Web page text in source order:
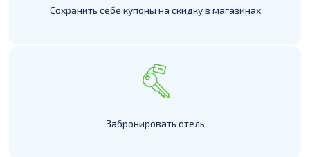
Сохранить себе купоны на скидку в магазинах
Забронировать отель